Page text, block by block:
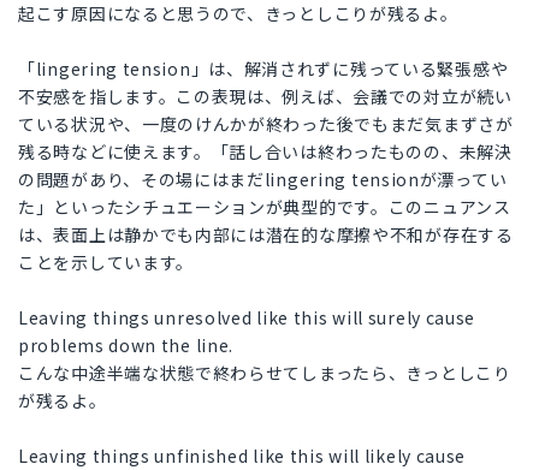
起こす原因になると思うので、きっとしこりが残るよ。
「lingering tension」は、解消されずに残っている緊張感や
不安感を指します。この表現は、例えば、会議での対立が続い
ている状況や、一度のけんかが終わった後でもまだ気まずさが
残る時などに使えます。「話し合いは終わったものの、未解決
の問題があり、その場にはまだlingering tensionが漂ってい
た」といったシチュエーションが典型的です。このニュアンス
は、表面上は静かでも内部には潜在的な摩擦や不和が存在する
ことを示しています。
Leaving things unresolved like this will surely cause
problems down the line.
こんな中途半端な状態で終わらせてしまったら、きっとしこり
が残るよ。
Leaving things unfinished like this will likely cause